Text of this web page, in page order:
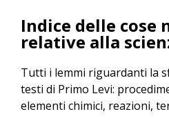
contenuto
Indice delle cose
relative alla
Tutti i lemmi riguardanti la
testi di Primo Levi:
elementi chimici, reazioni,